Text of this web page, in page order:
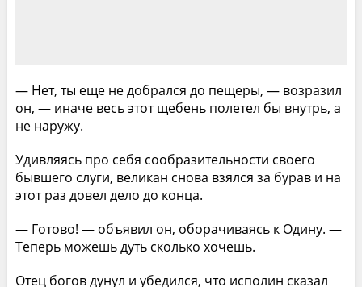
— Нет, ты еще не добрался до пещеры, — возразил
он, — иначе весь этот щебень полетел бы внутрь, а
не наружу.
Удивляясь про себя сообразительности своего
бывшего слуги, великан снова взялся за бурав и на
этот раз довел дело до конца.
— Готово! — объявил он, оборачиваясь к Одину. —
Теперь можешь дуть сколько хочешь.
Отец богов дунул и убедился, что исполин сказал